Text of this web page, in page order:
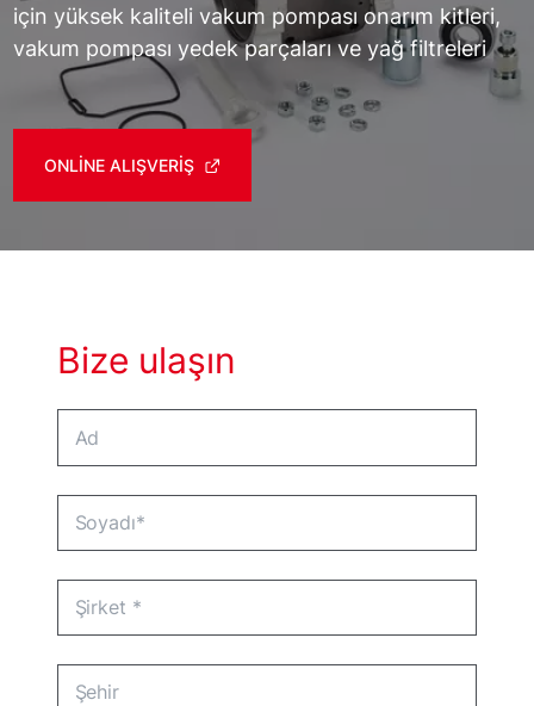
için yüksek kaliteli vakum pompası onarım kitleri,
vakum pompası yedek parçaları ve yağ filtreleri
ONLINE ALIŞVERIŞ
Bize ulaşın